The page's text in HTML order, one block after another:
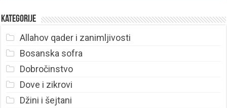
Kategorije
Allahov qader i zanimljivosti
Bosanska sofra
Dobročinstvo
Dove i zikrovi
Džini i šejtani